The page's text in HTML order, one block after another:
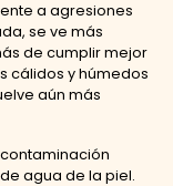
a agresiones
se ve más
de cumplir mejor
cálidos y húmedos
aún más
agua de la piel.